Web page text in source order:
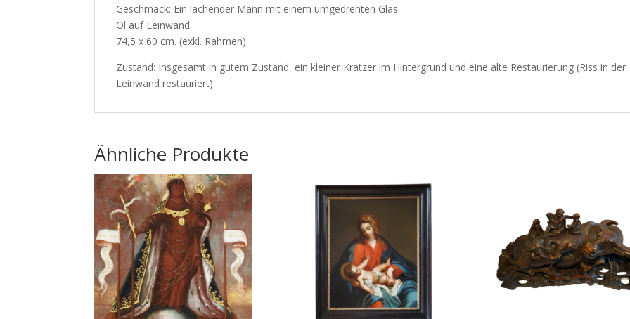
Geschmack: Ein lachender Mann mit einem umgedrehten Glas
Öl auf Leinwand
74,5 x 60 cm. (exkl. Rahmen)
Zustand: Insgesamt in gutem Zustand, ein kleiner Kratzer im Hintergrund und eine alte Restaurierung (Riss in der
Leinwand restauriert)
Ähnliche Produkte